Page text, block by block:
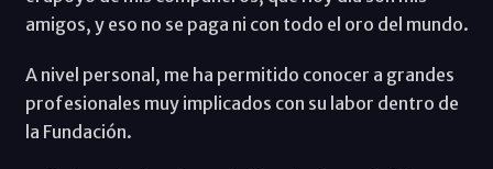
amigos, y eso no se paga ni con todo el oro del mundo.
A nivel personal, me ha permitido conocer a grandes
profesionales muy implicados con su labor dentro de
la Fundación.